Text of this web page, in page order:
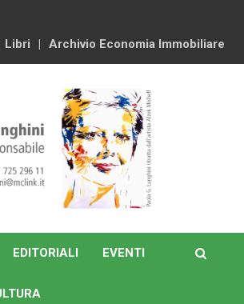
Libri Archivio Economia Immobiliare
EDITORIALI EVENTI